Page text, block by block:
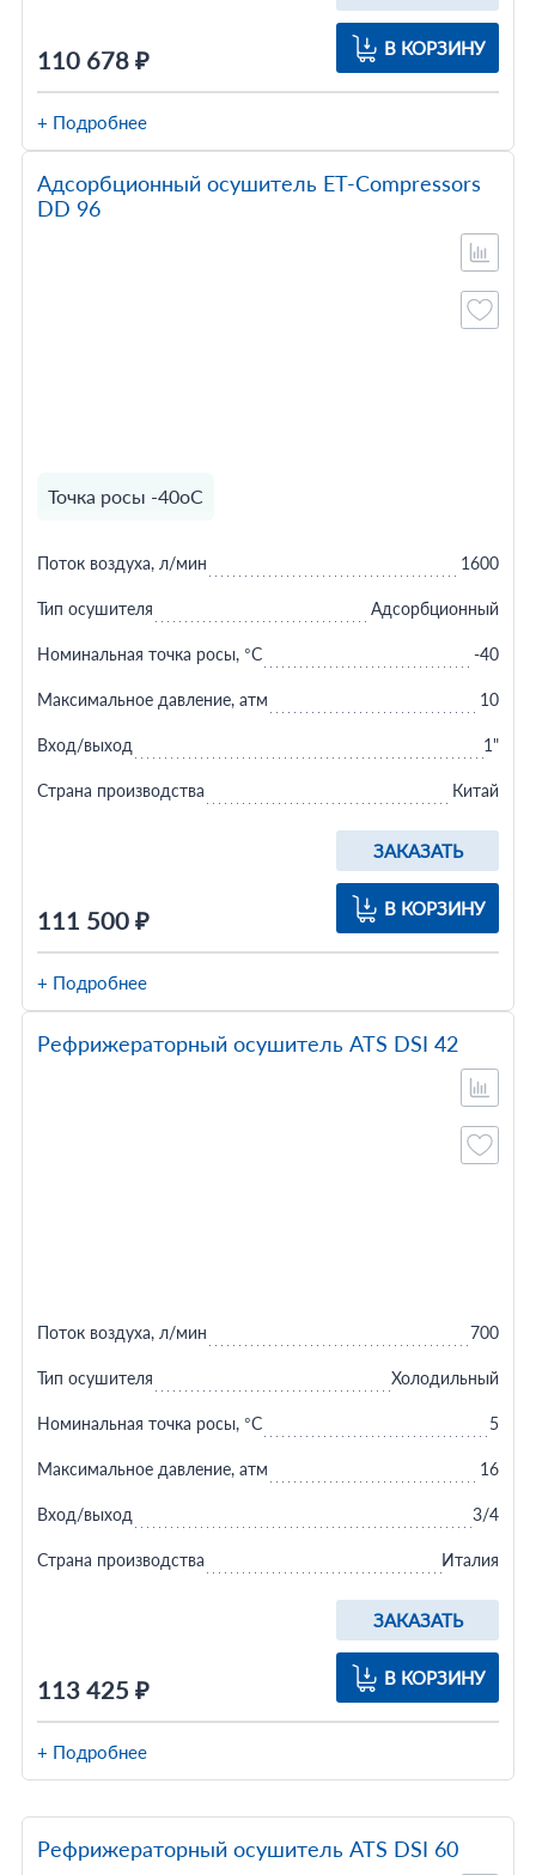
110 678 ₽ В КОРЗИНУ
+ Подробнее
Адсорбционный осушитель ET-Compressors
DD 96
Точка росы -40оС
111 500 ₽
ЗАКАЗАТЬ
В КОРЗИНУ
Поток воздуха, л/мин 1600
Тип осушителя Адсорбционный
Номинальная точка росы, °C -40
Максимальное давление, атм 10
Вход/выход 1"
Страна производства Китай
+ Подробнее
Рефрижераторный осушитель ATS DSI 42
113 425 ₽
ЗАКАЗАТЬ
В КОРЗИНУ
Поток воздуха, л/мин 700
Тип осушителя Холодильный
Номинальная точка росы, °C 5
Максимальное давление, атм 16
Вход/выход 3/4
Страна производства Италия
+ Подробнее
Рефрижераторный осушитель ATS DSI 60